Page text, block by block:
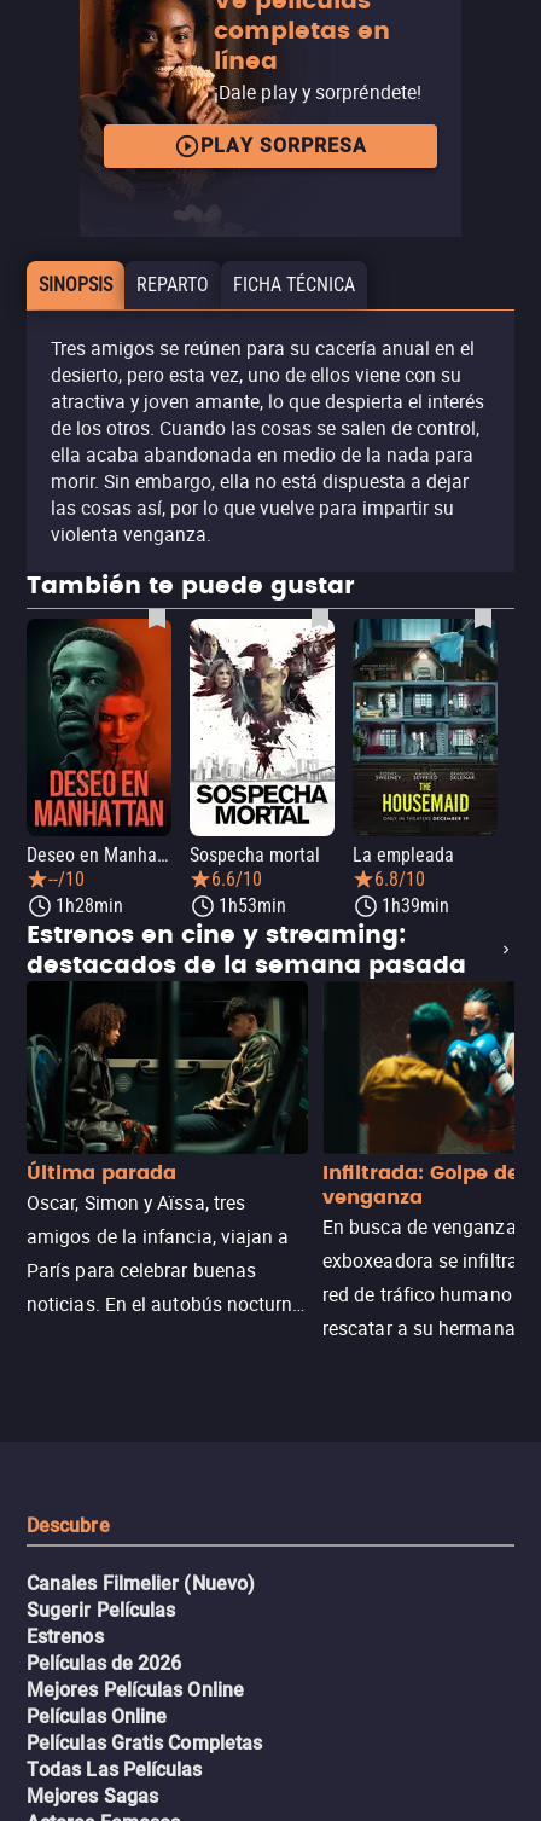
completas en
línea
¡Dale play y sorpréndete!
PLAY SORPRESA
SINOPSIS REPARTO FICHA TÉCNICA
Tres amigos se reúnen para su cacería anual en el
desierto, pero esta vez, uno de ellos viene con su
atractiva y joven amante, lo que despierta el interés
de los otros. Cuando las cosas se salen de control,
ella acaba abandonada en medio de la nada para
morir. Sin embargo, ella no está dispuesta a dejar
las cosas así, por lo que vuelve para impartir su
violenta venganza.
También te puede gustar
Deseo en Manhattan
--/10
1h28min
Sospecha mortal
6.6/10
1h53min
La empleada
6.8/10
1h39min
Estrenos en cine y streaming:
destacados de la semana pasada
Última parada
Oscar, Simon y Aïssa, tres
amigos de la infancia, viajan a
París para celebrar buenas
noticias. En el autobús nocturno
Infiltrada: Golpe de
venganza
En busca de venganza,
exboxeadora se infiltra
red de tráfico humano
rescatar a su hermana
Descubre
Canales Filmelier (Nuevo)
Sugerir Películas
Estrenos
Películas de 2026
Mejores Películas Online
Películas Online
Películas Gratis Completas
Todas Las Películas
Mejores Sagas